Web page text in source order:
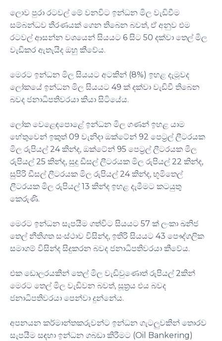
ලොව පුරා රටවල් මේ වනවිට ඉන්ධන මිල වැඩිවීම
සම්බන්ධව තීරණයක් ගෙන තිබෙන බවත්, ඒ අනුව එම
රටවල් ආසන්න වශයෙන් සියයට 6 සිට 50 දක්වා තෙල් මිල
වැඩිකර ඇතැයිද ඔහු කීවේය.
මෙරට ඉන්ධන මිල සියයට අටකින් (8%) ඉහළ දැමූවද
ලෝකයේ ඉන්ධන මිල සියයට 49 ක් දක්වා වැඩිවී තිබෙන
බවද ජනාධිපතිවරයා කියා සිටියේය.
ලෝක වෙළෙඳපොළේ ඉන්ධන මිල ගණන් ඉහළ යාම
හේතුවෙන් ඉකුත් 09 වැනිදා ඔක්ටේන් 92 පෙට්‍රල් ලීටරයක
මිල රුපියල් 24 කින්ද, ඔක්ටේන් 95 පෙට්‍රල් ලීටරයක මිල
රුපියල් 25 කින්ද, සුදු ඩීසල් ලීටරයක මිල රුපියල් 22 කින්ද,
සුපිරි ඩීසල් ලීටරයක මිල රුපියල් 24 කින්ද, භූමිතෙල්
ලීටරයක මිල රුපියල් 13 කින්ද ඉහළ දැමීමට කටයුතු
කෙරුණි.
මෙරට ඉන්ධන සැපයීම ගත්විට සියයට 57 ක් ලංකා ඛනිජ
තෙල් නීතිගත සංස්ථාව විසින්ද, ඉතිරි සියයට 43 පෞද්ගලික
සමාගම් විසින්ද සිදුකරන බවද ජනාධිපතිවරයා කීවේය.
එක ඩොලරයකින් තෙල් මිල වැඩිවුණොත් රුපියල් 2කින්
මෙරට තෙල් මිල වැඩිවන බවත්, සූත්‍රය එය බවද
ජනාධිපතිවරයා පෙන්වා දුන්නේය.
අපනයන කර්මාන්තකරුවන්ට ඉන්ධන ගැටලුවකින් තොරව
සැපයීම සඳහා ඉන්ධන ගබඩා කිරීමට (Oil Bankering)